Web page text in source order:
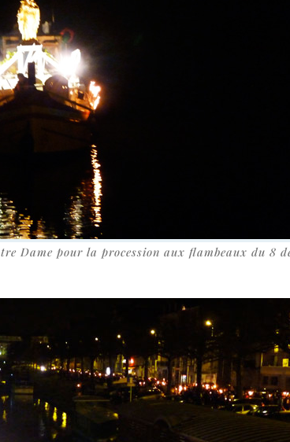
Dame pour la pro­ces­sion aux flam­beaux du 8